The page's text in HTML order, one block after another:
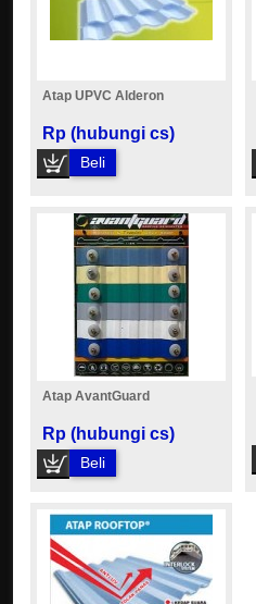
Atap UPVC Alderon
Rp (hubungi cs)
Beli
Atap AvantGuard
Rp (hubungi cs)
Beli